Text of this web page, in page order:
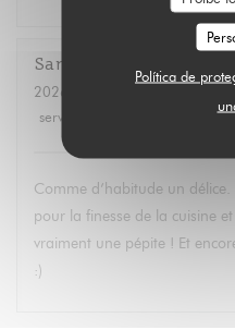
Política de
Sandrine
2026-07-11
service
Comme d’habitude un
pour la finesse de la cuisine
vraiment une pépite ! Et
:)